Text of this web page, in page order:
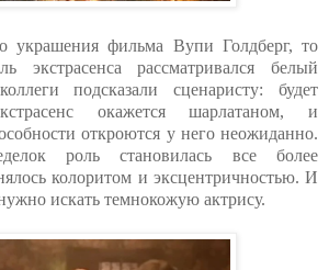
украшения фильма Вупи Голдберг, то
экстрасенса рассматривался белый
подсказали сценаристу: будет
окажется шарлатаном, и
откроются у него неожиданно.
роль становилась все более
колоритом и эксцентричностью. И
искать темнокожую актрису.